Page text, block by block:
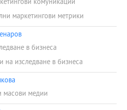
комуникации
маркетингови метрики
в бизнеса
изследване в бизнеса
масови медии